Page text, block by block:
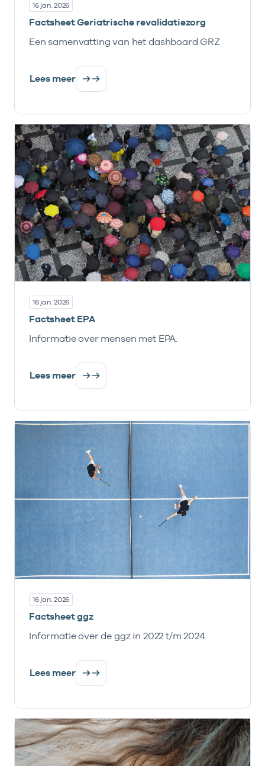
16 jan. 2026
Factsheet Geriatrische revalidatiezorg
Een samenvatting van het dashboard GRZ
Lees meer
16 jan. 2026
Factsheet EPA
Informatie over mensen met EPA.
Lees meer
16 jan. 2026
Factsheet ggz
Informatie over de ggz in 2022 t/m 2024.
Lees meer